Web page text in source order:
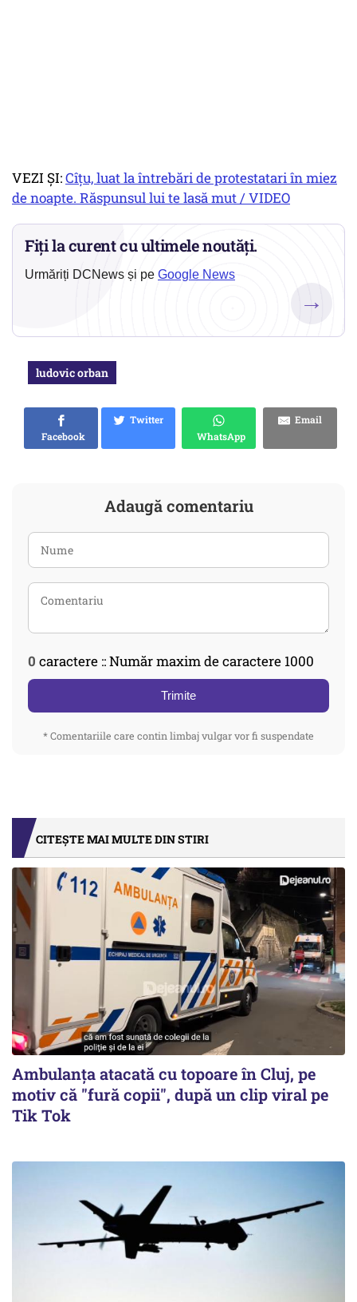
VEZI ȘI:Cîțu, luat la întrebări de protestatari în miez
de noapte. Răspunsul lui te lasă mut / VIDEO
Fiți la curent cu ultimele noutăți.
Urmăriți DCNews și pe Google News
→
ludovic orban
Facebook
Twitter
WhatsApp
Email
Adaugă comentariu
0 caractere :: Număr maxim de caractere 1000
Trimite
* Comentariile care contin limbaj vulgar vor fi suspendate
CITEȘTE MAI MULTE DIN STIRI
Ambulanța atacată cu topoare în Cluj, pe
motiv că "fură copii", după un clip viral pe
Tik Tok